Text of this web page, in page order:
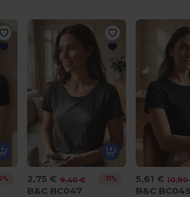
2,75 € 9,40 € -71%
B&C BC047
5,61 €
B&C